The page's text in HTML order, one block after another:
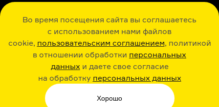
Во время посещения сайта вы соглашаетесь
с использованием нами файлов
cookie, пользовательским соглашением, политикой
в отношении обработки персональных
данных и даете свое согласие
на обработку персональных данных
Хорошо
ОБРАТНАЯ СВЯЗЬ
РАДИО ARZAMAS ГУСЬГУСЬ